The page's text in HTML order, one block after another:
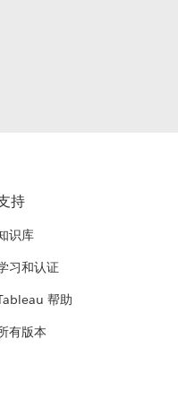
持
识库
习和认证
帮助
有版本